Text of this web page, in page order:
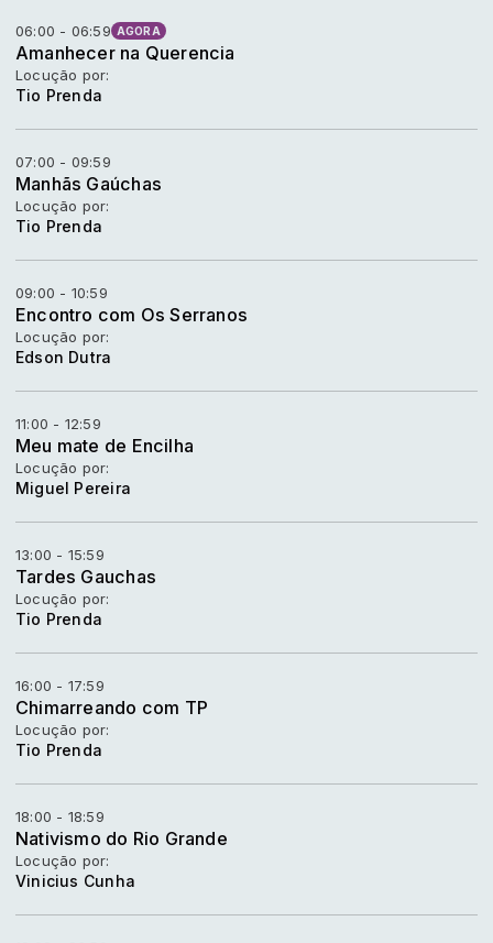
06:00 - 06:59 AGORA
Amanhecer na Querencia
Locução por:
Tio Prenda
07:00 - 09:59
Manhãs Gaúchas
Locução por:
Tio Prenda
09:00 - 10:59
Encontro com Os Serranos
Locução por:
Edson Dutra
11:00 - 12:59
Meu mate de Encilha
Locução por:
Miguel Pereira
13:00 - 15:59
Tardes Gauchas
Locução por:
Tio Prenda
16:00 - 17:59
Chimarreando com TP
Locução por:
Tio Prenda
18:00 - 18:59
Nativismo do Rio Grande
Locução por:
Vinicius Cunha